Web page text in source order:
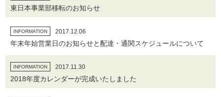
東日本事業部移転のお知らせ
INFORMATION 2017.12.06
年末年始営業日のお知らせと配達・通関スケジュールについて
INFORMATION 2017.11.30
2018年度カレンダーが完成いたしました